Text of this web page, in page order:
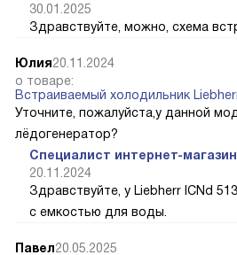
30.01.2025
Здравствуйте, можно, схема
Юлия20.11.2024
о товаре:
Встраиваемый холодильник
Уточните, пожалуйста,у данной
лёдогенератор?
Специалист интернет-
20.11.2024
Здравствуйте, у Liebherr ICNd
с емкостью для воды.
Павел20.05.2025